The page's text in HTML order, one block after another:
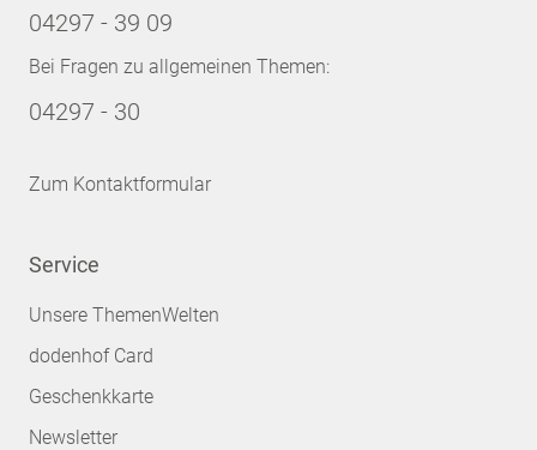
04297 - 39 09
Bei Fragen zu allgemeinen Themen:
04297 - 30
Zum Kontaktformular
Service
Unsere ThemenWelten
dodenhof Card
Geschenkkarte
Newsletter